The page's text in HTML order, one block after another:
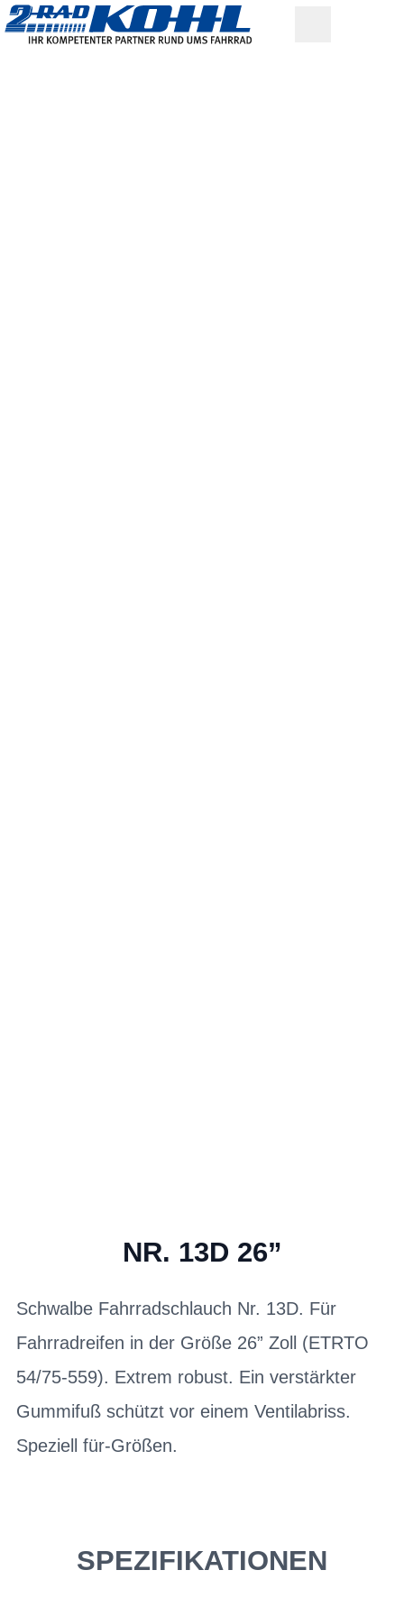
NR. 13D 26”
Schwalbe Fahrradschlauch Nr. 13D. Für
Fahrradreifen in der Größe 26” Zoll (ETRTO
54/75-559). Extrem robust. Ein verstärkter
Gummifuß schützt vor einem Ventilabriss.
Speziell für-Größen.
SPEZIFIKATIONEN